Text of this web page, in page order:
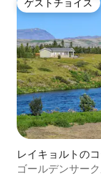
ゲストチョイス
ゲストチョイス
レイキョルトの
ゴールデンサー